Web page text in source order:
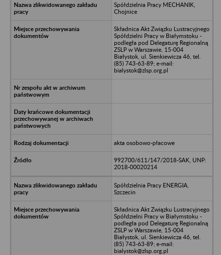
Spółdzielnia Pracy MECHANIK,
Chojnice
Składnica Akt Związku Lustracyjnego
Spółdzielni Pracy w Białymstoku -
podległa pod Delegaturę Regionalną
ZSLP w Warszawie, 15-004
Białystok, ul. Sienkiewicza 46, tel.
(85) 743-63-89; e-mail:
bialystok@zlsp.org.pl
akta osobowo-płacowe
992700/611/147/2018-SAK, UNP:
2018-00020214
Spółdzielnia Pracy ENERGIA,
Szczecin
Składnica Akt Związku Lustracyjnego
Spółdzielni Pracy w Białymstoku -
podległa pod Delegaturę Regionalną
ZSLP w Warszawie, 15-004
Białystok, ul. Sienkiewicza 46, tel.
(85) 743-63-89; e-mail:
bialystok@zlsp.org.pl